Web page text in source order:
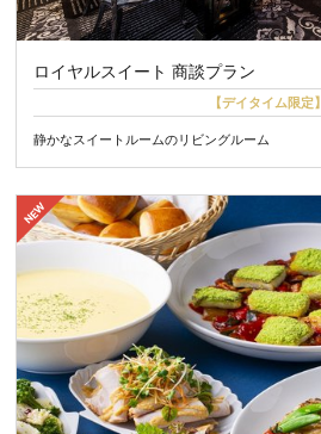
ロイヤルスイート 商談プラン
【デイタイム限定】
静かなスイートルームのリビングルーム